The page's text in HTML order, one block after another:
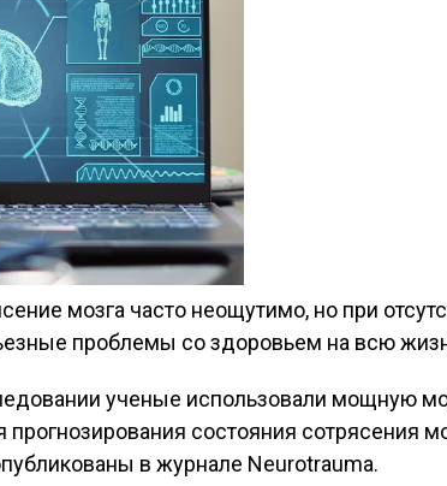
мозга часто неощутимо, но при
проблемы со здоровьем на всю
ученые использовали мощную
прогнозирования состояния сотрясения
в журнале Neurotrauma.